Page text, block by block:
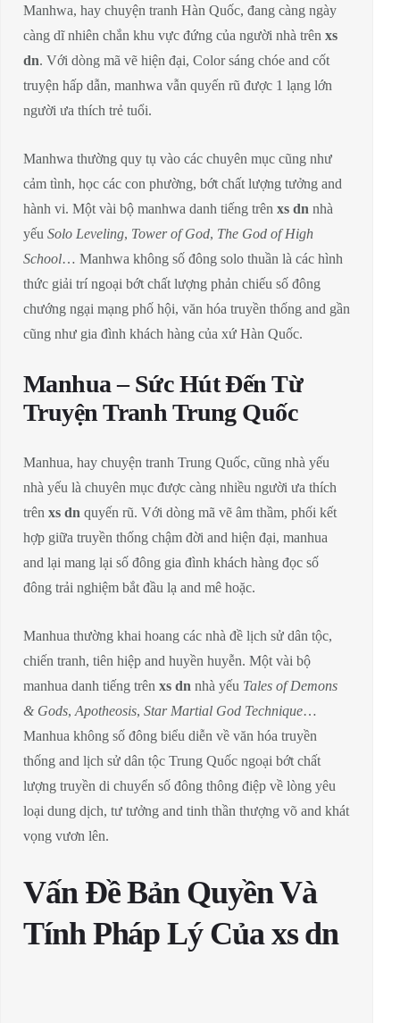
Manhwa, hay chuyện tranh Hàn Quốc, đang càng ngày
càng dĩ nhiên chắn khu vực đứng của người nhà trên xs
dn. Với dòng mã vẽ hiện đại, Color sáng chóe and cốt
truyện hấp dẫn, manhwa vẫn quyến rũ được 1 lạng lớn
người ưa thích trẻ tuổi.
Manhwa thường quy tụ vào các chuyên mục cũng như
cảm tình, học các con phường, bớt chất lượng tưởng and
hành vi. Một vài bộ manhwa danh tiếng trên xs dn nhà
yếu Solo Leveling, Tower of God, The God of High
School… Manhwa không số đông solo thuần là các hình
thức giải trí ngoại bớt chất lượng phản chiếu số đông
chướng ngại mạng phố hội, văn hóa truyền thống and gần
cũng như gia đình khách hàng của xứ Hàn Quốc.
Manhua – Sức Hút Đến Từ
Truyện Tranh Trung Quốc
Manhua, hay chuyện tranh Trung Quốc, cũng nhà yếu
nhà yếu là chuyên mục được càng nhiều người ưa thích
trên xs dn quyến rũ. Với dòng mã vẽ âm thầm, phối kết
hợp giữa truyền thống chậm đời and hiện đại, manhua
and lại mang lại số đông gia đình khách hàng đọc số
đông trải nghiệm bắt đầu lạ and mê hoặc.
Manhua thường khai hoang các nhà đề lịch sử dân tộc,
chiến tranh, tiên hiệp and huyền huyễn. Một vài bộ
manhua danh tiếng trên xs dn nhà yếu Tales of Demons
& Gods, Apotheosis, Star Martial God Technique…
Manhua không số đông biểu diễn về văn hóa truyền
thống and lịch sử dân tộc Trung Quốc ngoại bớt chất
lượng truyền di chuyển số đông thông điệp về lòng yêu
loại dung dịch, tư tưởng and tinh thần thượng võ and khát
vọng vươn lên.
Vấn Đề Bản Quyền Và
Tính Pháp Lý Của xs dn